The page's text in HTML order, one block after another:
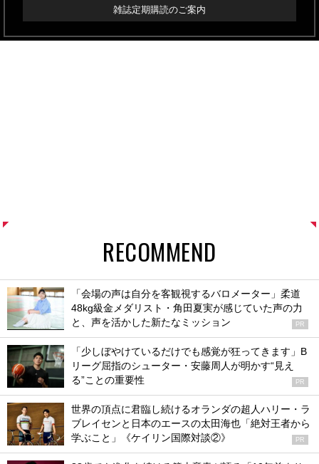
雑誌定期購読のご案内
RECOMMEND
「会場の声は自分を客観視するバロメーター」柔道
48kg級金メダリスト・角田夏実が感じていた声の力
と、声を活かした新たなミッション
PR
「少しぼやけているだけでも感覚が狂ってきます」B
リーグ屈指のシューター・安藤周人が明かす“見え
る”ことの重要性
PR
世界の頂点に君臨し続けるオランダの超人ハリー・ラ
ブレイセンと日本のエースの太田海也「絶対王者から
学ぶこと」《ケイリン国際対談②》
PR